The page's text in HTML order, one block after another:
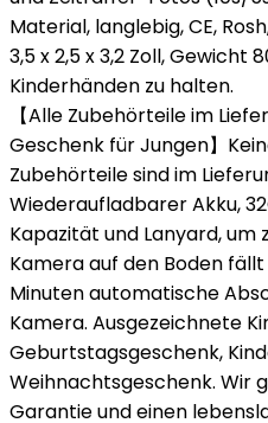
Material, langlebig, CE,
3,5 x 2,5 x 3,2 Zoll, Gewicht
Kinderhänden zu halten.
【Alle Zubehörteile im
Geschenk für Jungen】
Zubehörteile sind im
Wiederaufladbarer Akku,
Kapazität und Lanyard, um
Kamera auf den Boden
Minuten automatische
Kamera. Ausgezeichnete
Geburtstagsgeschenk,
Weihnachtsgeschenk. Wir
Garantie und einen